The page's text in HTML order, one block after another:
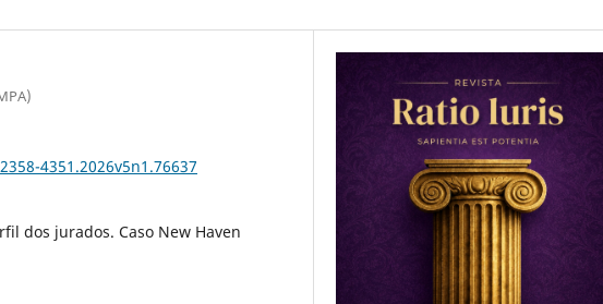
4351.2026v5n1.76637
dos jurados. Caso New Haven